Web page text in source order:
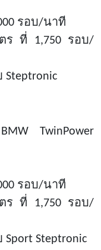
รอบ/นาที
ร ที่ 1,750 รอบ/
Steptronic
TwinPower
รอบ/นาที
ร ที่ 1,750 รอบ/
Steptronic